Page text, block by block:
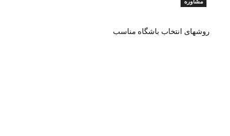
مشاوره
روشهای انتخاب باشگاه مناسب